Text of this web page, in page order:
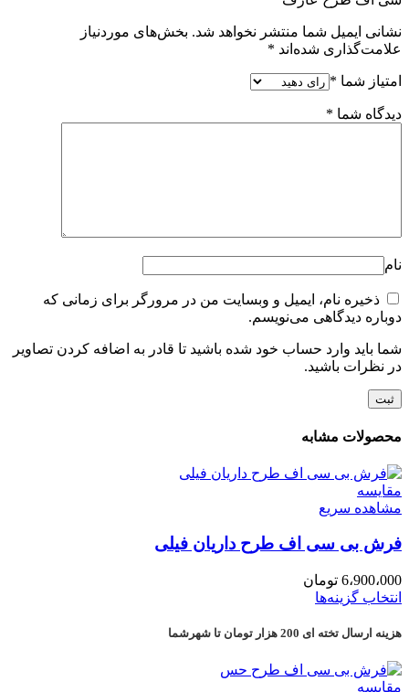
نشانی ایمیل شما منتشر نخواهد شد. بخش‌های موردنیاز
علامت‌گذاری شده‌اند *
امتیاز شما *
دیدگاه شما *
نام
ذخیره نام، ایمیل و وبسایت من در مرورگر برای زمانی که
دوباره دیدگاهی می‌نویسم.
شما باید وارد حساب خود شده باشید تا قادر به اضافه کردن تصاویر
در نظرات باشید.
محصولات مشابه
مقایسه
مشاهده سریع
فرش بی سی اف طرح داریان فیلی
6،900،000 تومان
انتخاب گزینه‌ها
هزینه ارسال تخته ای 200 هزار تومان تا شهرشما
مقایسه